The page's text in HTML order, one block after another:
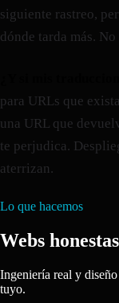
siguiente rastreo,
dónde tarda más.
para URLs que
una URL que
te perjudica.
aterrizan.
Lo que hacemos
Webs
Ingeniería real y
tuyo.